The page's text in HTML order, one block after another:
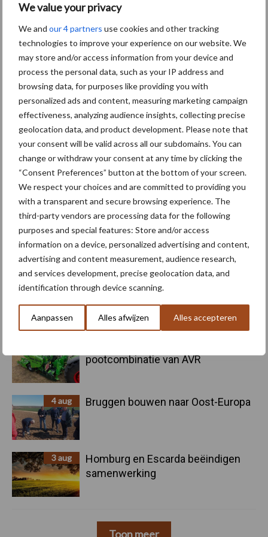
We value your privacy
We and our 4 partners use cookies and other tracking
technologies to improve your experience on our website. We
may store and/or access information from your device and
process the personal data, such as your IP address and
browsing data, for purposes like providing you with
personalized ads and content, measuring marketing campaign
effectiveness, analyzing audience insights, collecting precise
geolocation data, and product development. Please note that
your consent will be valid across all our subdomains. You can
change or withdraw your consent at any time by clicking the
“Consent Preferences” button at the bottom of your screen.
We respect your choices and are committed to providing you
with a transparent and secure browsing experience. The
third-party vendors are processing data for the following
purposes and special features: Store and/or access
information on a device, personalized advertising and content,
advertising and content measurement, audience research,
and services development, precise geolocation data, and
identification through device scanning.
Aanpassen Alles afwijzen Alles accepteren
Primaire
Sidebar
Recent nieuws Partner nieuws
6 aug
"Hoge verwachtingen van schijven
voor kouters"
5 aug
Oogst biologische aardappelen in
volle gang
pootcombinatie van AVR
4 aug Bruggen bouwen naar Oost-Europa
3 aug
Homburg en Escarda beëindigen
samenwerking
Toon meer
Biodiversiteit
Biologische
akkerbouw
Toon meer